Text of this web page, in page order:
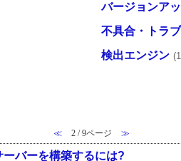
バージョンア
不具合・トラ
検出エンジン
≪ 2 / 9ページ ≫
バーを構築するには?